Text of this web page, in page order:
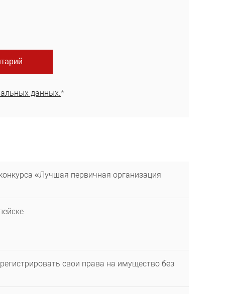
данных.*
«Лучшая первичная организация
свои права на имущество без